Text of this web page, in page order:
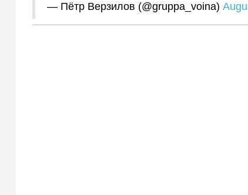
— Пётр Верзилов (@gruppa_voina)